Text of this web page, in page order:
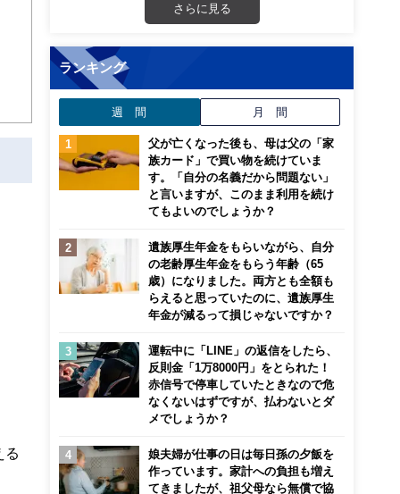
る
さらに見る
ランキング
週 間 月 間
父が亡くなった後も、母は父の「家
族カード」で買い物を続けていま
す。「自分の名義だから問題ない」
と言いますが、このまま利用を続け
てもよいのでしょうか？
遺族厚生年金をもらいながら、自分
の老齢厚生年金をもらう年齢（65
歳）になりました。両方とも全額も
らえると思っていたのに、遺族厚生
年金が減るって損じゃないですか？
運転中に「LINE」の返信をしたら、
反則金「1万8000円」をとられた！
赤信号で停車していたときなので危
なくないはずですが、払わないとダ
メでしょうか？
娘夫婦が仕事の日は毎日孫の夕飯を
作っています。家計への負担も増え
てきましたが、祖父母なら無償で協